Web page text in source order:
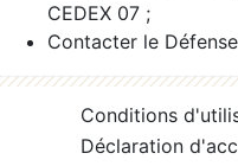
CEDEX 07 ;
Contacter le
Conditions
Déclaration